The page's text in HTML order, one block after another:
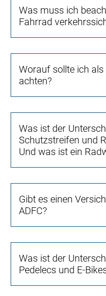
Was muss ich
Fahrrad
Worauf sollte ich
achten?
Was ist der
Schutzstreifen und
Und was ist ein
Gibt es einen
ADFC?
Was ist der
Pedelecs und E-